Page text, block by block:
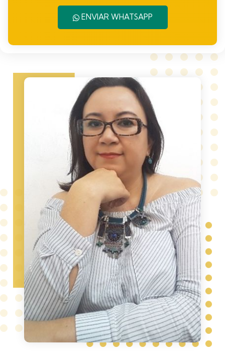
ENVIAR WHATSAPP